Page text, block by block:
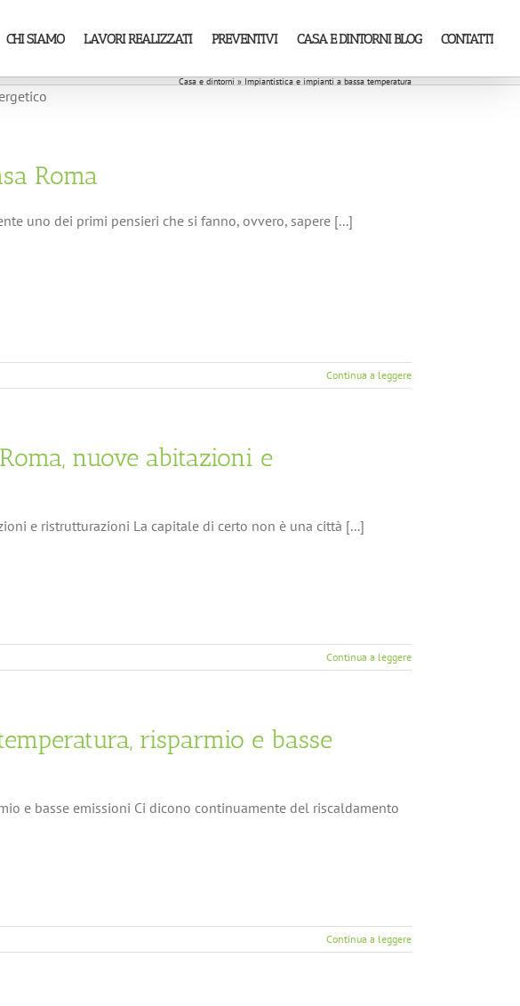
CHI SIAMO LAVORI REALIZZATI PREVENTIVI CASA E DINTORNI BLOG CONTATTI
Casa e dintorni»Impiantistica e impianti a bassa temperatura
Roma
uno dei primi pensieri che si fanno, ovvero, sapere [...]
Continua a leggere
nuove abitazioni e
e ristrutturazioni La capitale di certo non è una città [...]
Continua a leggere
risparmio e basse
e basse emissioni Ci dicono continuamente del riscaldamento
Continua a leggere